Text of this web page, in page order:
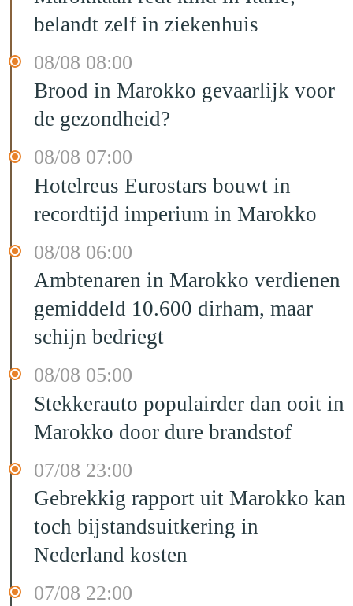
belandt zelf in ziekenhuis
08/08 08:00
Brood in Marokko gevaarlijk voor
de gezondheid?
08/08 07:00
Hotelreus Eurostars bouwt in
recordtijd imperium in Marokko
08/08 06:00
Ambtenaren in Marokko verdienen
gemiddeld 10.600 dirham, maar
schijn bedriegt
08/08 05:00
Stekkerauto populairder dan ooit in
Marokko door dure brandstof
07/08 23:00
Gebrekkig rapport uit Marokko kan
toch bijstandsuitkering in
Nederland kosten
07/08 22:00